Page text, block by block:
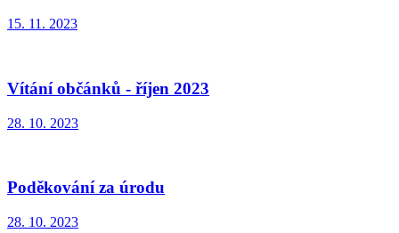
15. 11. 2023
Vítání občánků - říjen 2023
28. 10. 2023
Poděkování za úrodu
28. 10. 2023